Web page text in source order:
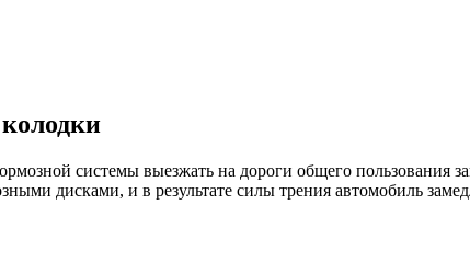
системы выезжать на дороги общего пользования
дисками, и в результате силы трения автомобиль